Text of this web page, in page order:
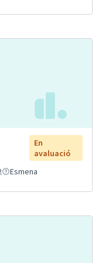
En
avaluació
Esmena